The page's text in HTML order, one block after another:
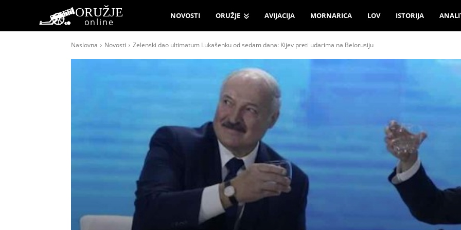
ORUŽJE
online
NOVOSTI ORUŽJE AVIJACIJA MORNARICA LOV ISTORIJA
Naslovna Novosti Zelenski dao ultimatum Lukašenku od sedam dana: Kijev preti udarima na Belorusiju